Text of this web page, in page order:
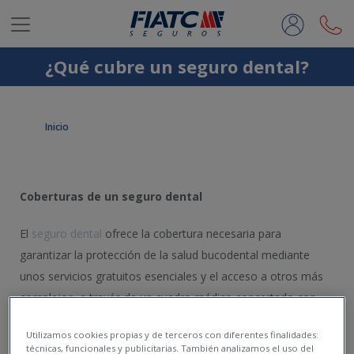
Saltar al contenido principal
¿Qué cubre un seguro dental?
Inicio
Coberturas de un seguro dental
El seguro dental ofrece la cobertura necesaria para
garantizar la protección de la salud bucodental mediante
unos servicios gratuitos esenciales y el acceso a otros más
complejos, a través de un cuadro médico concertado con
Utilizamos cookies propias y de terceros con diferentes finalidades:
técnicas, funcionales y publicitarias. También analizamos el uso del